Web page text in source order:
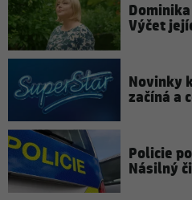
Výčet
Novinky
začíná a
Policie
Násilný